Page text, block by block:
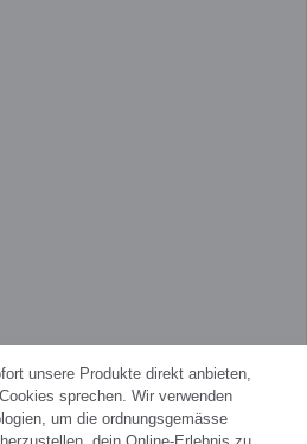
unsere Produkte direkt anbieten,
sprechen. Wir verwenden
um die ordnungsgemässe